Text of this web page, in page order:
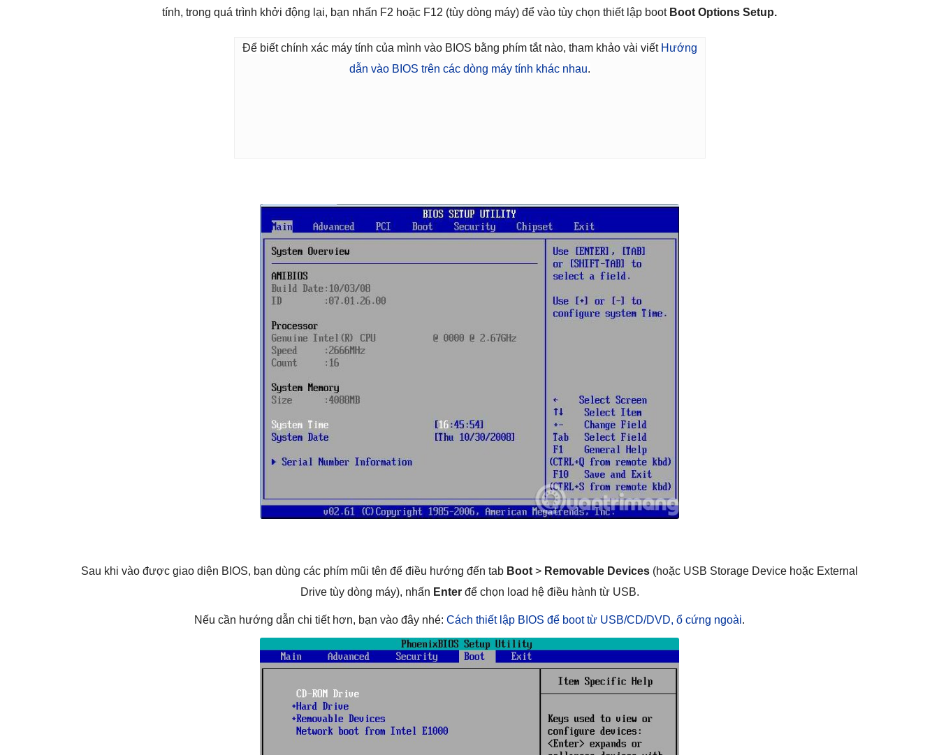
tính, trong quá trình khởi động lại, bạn nhấn F2 hoặc F12 (tùy dòng máy) để vào tùy chọn thiết lập boot Boot Options Setup.
Để biết chính xác máy tính của mình vào BIOS bằng phím tắt nào, tham khảo vài viết Hướng
dẫn vào BIOS trên các dòng máy tính khác nhau.
Sau khi vào được giao diện BIOS, bạn dùng các phím mũi tên để điều hướng đến tab Boot > Removable Devices (hoặc USB Storage Device hoặc External
Drive tùy dòng máy), nhấn Enterđể chọn load hệ điều hành từ USB.
Nếu cần hướng dẫn chi tiết hơn, bạn vào đây nhé: Cách thiết lập BIOS để boot từ USB/CD/DVD, ổ cứng ngoài.